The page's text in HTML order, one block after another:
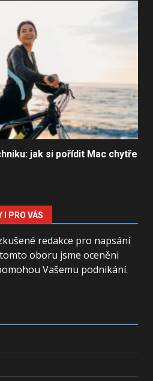
jak si pořídit Mac chytře
I PRO VÁS
redakce pro napsání
oboru jsme oceněni
Vašemu podnikání.